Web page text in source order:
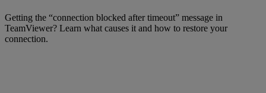
Getting the “connection blocked after timeout” message in
TeamViewer? Learn what causes it and how to restore your
connection.